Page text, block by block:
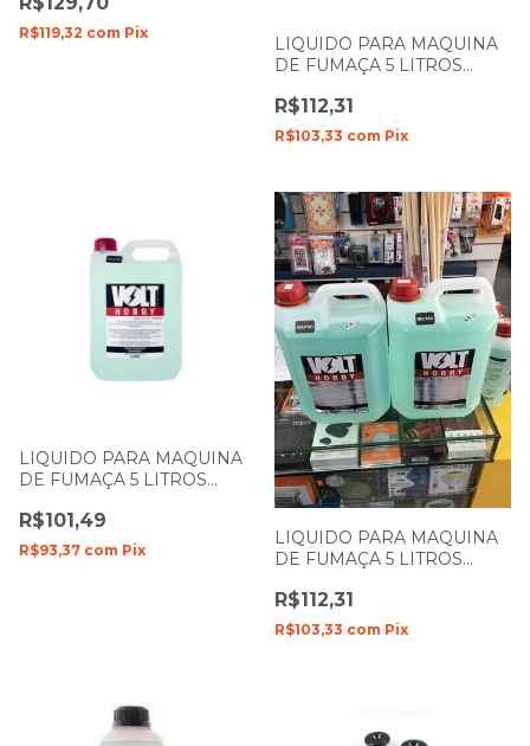
R$119,32 com Pix
LIQUIDO PARA MAQUINA
DE FUMAÇA 5 LITROS
R$112,31
R$103,33 com Pix
LIQUIDO PARA MAQUINA
DE FUMAÇA 5 LITROS
R$101,49
R$93,37 com Pix
LIQUIDO PARA MAQUINA
DE FUMAÇA 5 LITROS
R$112,31
R$103,33 com Pix